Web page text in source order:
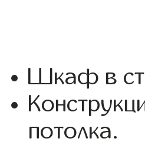
Шкаф в
потолка.